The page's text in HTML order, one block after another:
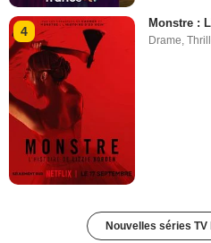
4
Monstre :
Drame,
Nouvelles séries